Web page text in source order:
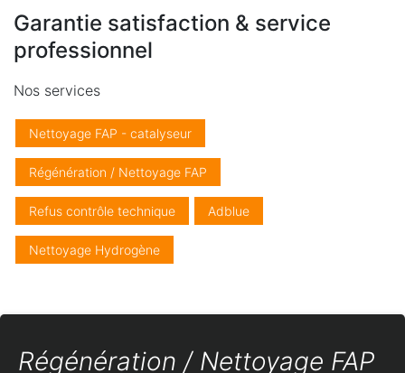
Garantie satisfaction & service
professionnel
Nos services
Nettoyage FAP - catalyseur
Régénération / Nettoyage FAP
Refus contrôle technique Adblue
Nettoyage Hydrogène
Régénération / Nettoyage FAP